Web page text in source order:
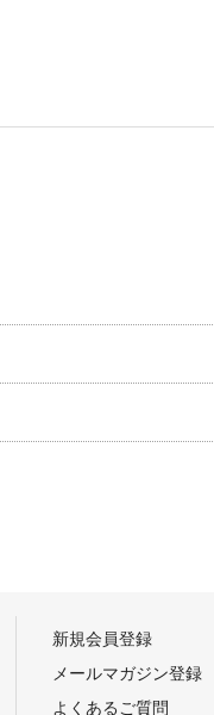
新規会員登録
メールマガジン登録
よくあるご質問